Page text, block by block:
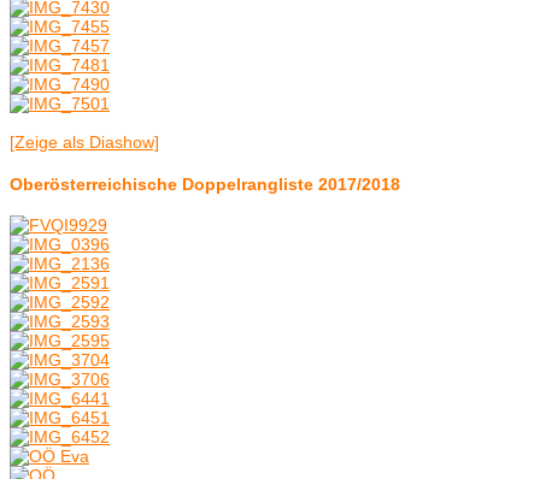
[Zeige als Diashow]
Oberösterreichische Doppelrangliste 2017/2018